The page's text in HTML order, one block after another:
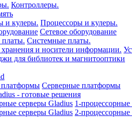
Контроллеры.
Процессоры и кулеры.
Сетевое оборудование
Системные платы.
для библиотек и магнитооптики
Серверные платформы
- готовые решения
1-
2-